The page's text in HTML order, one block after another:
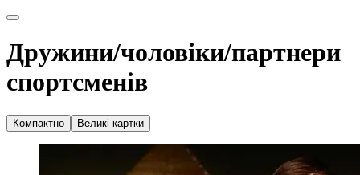
Дружини/чоловіки/партнери
спортсменів
Компактно Великі картки